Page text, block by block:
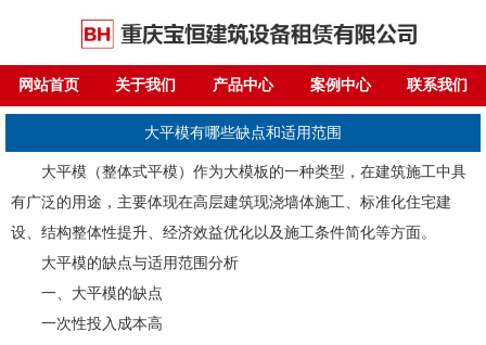
网站首页 关于我们 产品中心 案例中心 联系我们
大平模有哪些缺点和适用范围
大平模（整体式平模）作为大模板的一种类型，在建筑施工中具
有广泛的用途，主要体现在高层建筑现浇墙体施工、标准化住宅建
设、结构整体性提升、经济效益优化以及施工条件简化等方面。
大平模的缺点与适用范围分析
一、大平模的缺点
一次性投入成本高